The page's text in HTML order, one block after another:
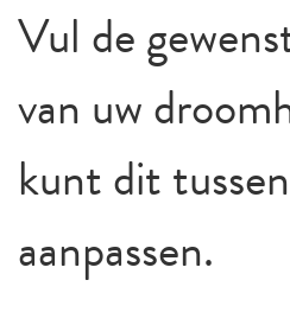
Vul de
van uw
kunt dit
aanpassen.